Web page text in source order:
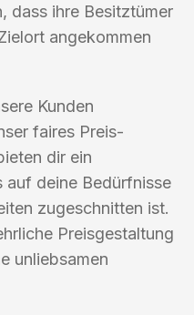
dass ihre Besitztümer
angekommen
Kunden
faires Preis-
dir ein
auf deine Bedürfnisse
zugeschnitten ist.
Preisgestaltung
unliebsamen